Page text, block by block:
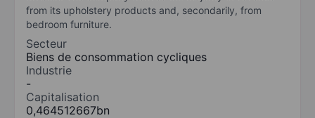
from its upholstery products and, secondarily, from
bedroom furniture.
Secteur
Biens de consommation cycliques
Industrie
-
Capitalisation
0,464512667bn